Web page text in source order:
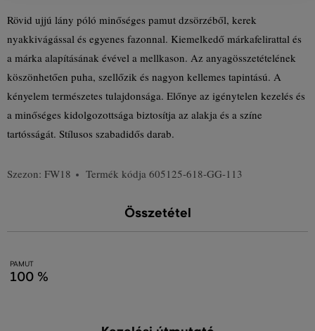
Rövid ujjú lány póló minőséges pamut dzsörzéből, kerek
nyakkivágással és egyenes fazonnal. Kiemelkedő márkafelirattal és
a márka alapításának évével a mellkason. Az anyagösszetételének
köszönhetően puha, szellőzik és nagyon kellemes tapintású. A
kényelem természetes tulajdonsága. Előnye az igénytelen kezelés és
a minőséges kidolgozottsága biztosítja az alakja és a színe
tartósságát. Stílusos szabadidős darab.
Szezon: FW18 Termék kódja 605125-618-GG-113
Összetétel
PAMUT
100 %